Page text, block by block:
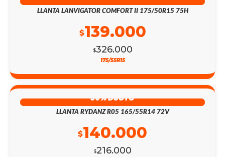
LLANTA LANVIGATOR COMFORT II 175/50R15 75H
$326.000
$139.000
175/55R15
35% DSCTO
LLANTA RYDANZ R05 165/55R14 72V
$216.000
$140.000